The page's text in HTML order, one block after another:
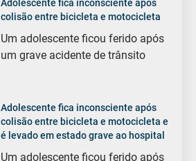
Adolescente fica inconsciente após
colisão entre bicicleta e motocicleta
Um adolescente ficou ferido após
um grave acidente de trânsito
Adolescente fica inconsciente após
colisão entre bicicleta e motocicleta e
é levado em estado grave ao hospital
Um adolescente ficou ferido após